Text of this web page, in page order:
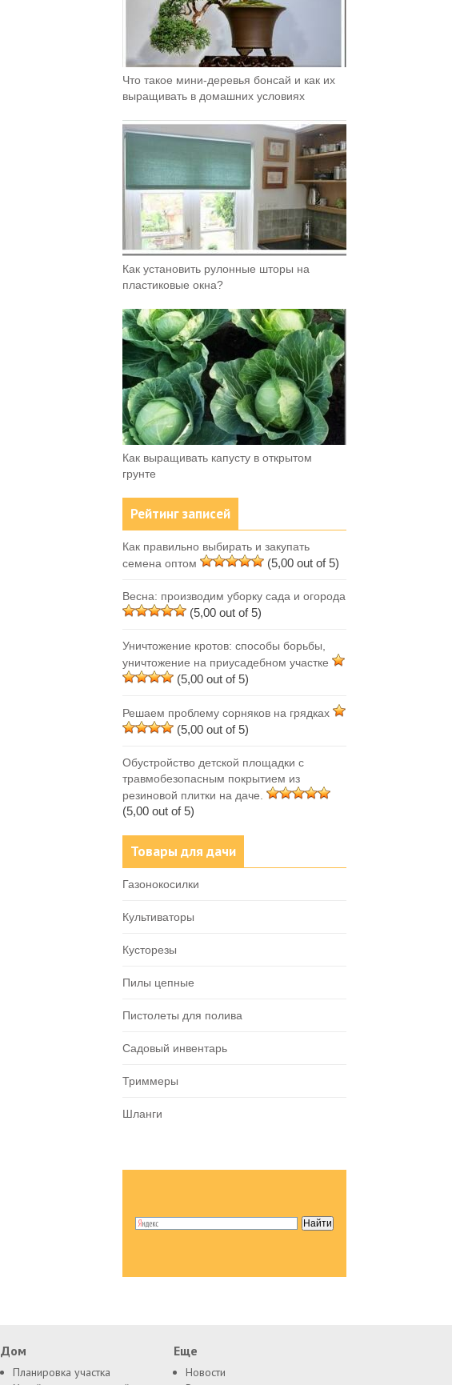
Что такое мини-деревья бонсай и как их
выращивать в домашних условиях
Как установить рулонные шторы на
пластиковые окна?
Как выращивать капусту в открытом
грунте
Рейтинг записей
Как правильно выбирать и закупать
семена оптом
(5,00 out of 5)
Весна: производим уборку сада и огорода
(5,00 out of 5)
Уничтожение кротов: способы борьбы,
уничтожение на приусадебном участке
(5,00 out of 5)
Решаем проблему сорняков на грядках
(5,00 out of 5)
Обустройство детской площадки с
травмобезопасным покрытием из
резиновой плитки на даче.
(5,00 out of 5)
Товары для дачи
Газонокосилки
Культиваторы
Кусторезы
Пилы цепные
Пистолеты для полива
Садовый инвентарь
Триммеры
Шланги
Дом
Планировка участка
Еще
Новости